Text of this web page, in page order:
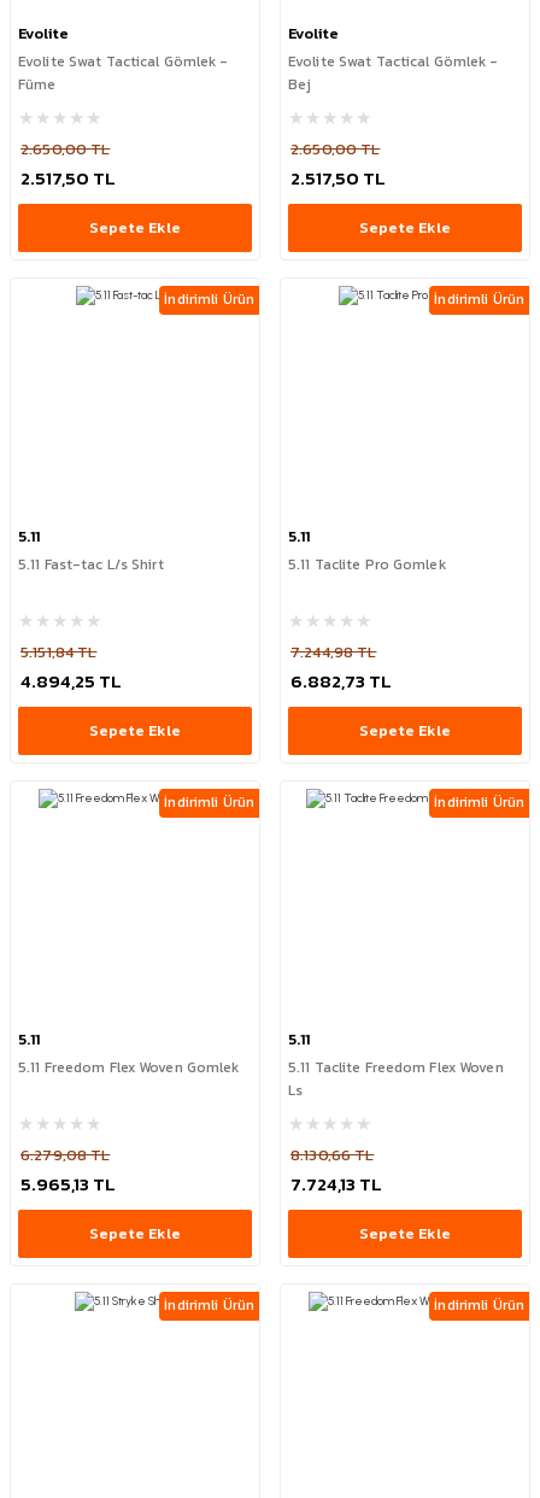
Evolite
Evolite Swat Tactical Gömlek -
Füme
2.650,00 TL
2.517,50 TL
Sepete Ekle
Evolite
Evolite Swat Tactical Gömlek -
Bej
2.650,00 TL
2.517,50 TL
Sepete Ekle
İndirimli Ürün
5.11
5.11 Fast-tac L/s Shirt
5.151,84 TL
4.894,25 TL
Sepete Ekle
İndirimli Ürün
5.11
5.11 Taclite Pro Gomlek
7.244,98 TL
6.882,73 TL
Sepete Ekle
İndirimli Ürün
5.11
5.11 Freedom Flex Woven Gomlek
6.279,08 TL
5.965,13 TL
Sepete Ekle
İndirimli Ürün
5.11
5.11 Taclite Freedom Flex Woven
Ls
8.130,66 TL
7.724,13 TL
Sepete Ekle
İndirimli Ürün İndirimli Ürün